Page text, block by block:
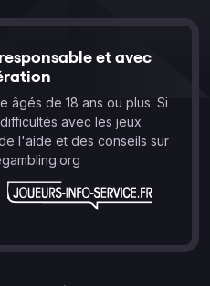
et avec
âgés de 18 ans ou plus. Si
avec les jeux
l'aide et des conseils sur